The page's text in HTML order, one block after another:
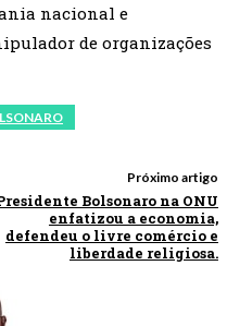
nacional e
de organizações
Próximo artigo
Bolsonaro na ONU
enfatizou a economia,
defendeu o livre comércio e
liberdade religiosa.